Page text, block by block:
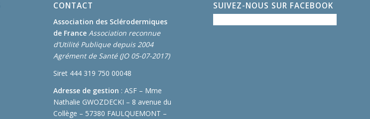
CONTACT
Association des Sclérodermiques
de France Association reconnue
d’Utilité Publique depuis 2004
Agrément de Santé (JO 05-07-2017)
Siret 444 319 750 00048
Adresse de gestion : ASF – Mme
Nathalie GWOZDECKI – 8 avenue du
Collège – 57380 FAULQUEMONT –
SUIVEZ-NOUS SUR FACEBOOK